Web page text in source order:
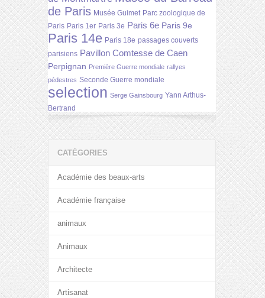
de Paris Musée Guimet Parc zoologique de
Paris Paris 1er Paris 3e Paris 6e Paris 9e
Paris 14e Paris 18e passages couverts
parisiens Pavillon Comtesse de Caen
Perpignan Première Guerre mondiale rallyes
pédestres Seconde Guerre mondiale
selection Serge Gainsbourg Yann Arthus-
Bertrand
CATÉGORIES
Académie des beaux-arts
Académie française
animaux
Animaux
Architecte
Artisanat